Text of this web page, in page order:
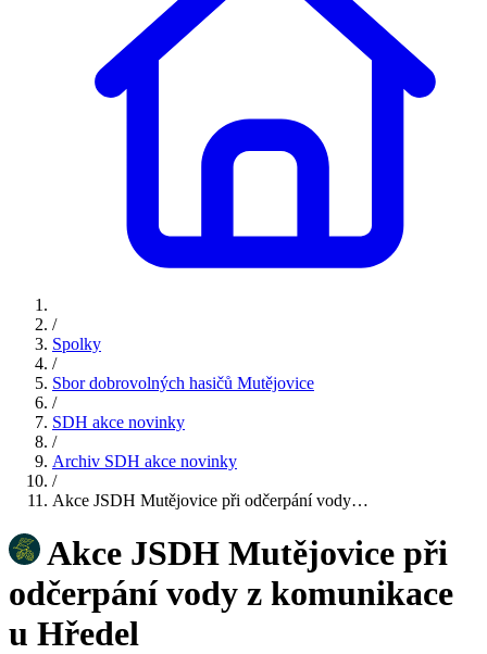
/
Spolky
/
Sbor dobrovolných hasičů Mutějovice
/
SDH akce novinky
/
Archiv SDH akce novinky
/
Akce JSDH Mutějovice při odčerpání vody…
Akce JSDH Mutějovice při
odčerpání vody z komunikace
u Hředel